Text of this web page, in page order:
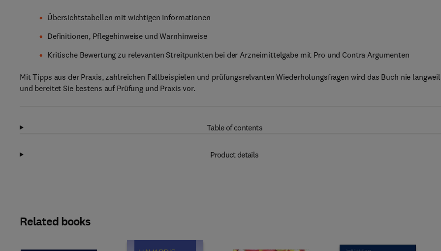
Übersichtstabellen mit wichtigen Informationen
Definitionen, Pflegehinweise und Warnhinweise
Kritische Bewertung zu relevanten Streitpunkten bei der Arzneimittelgabe mit Pro und Contra Argumenten
Mit Tipps aus der Praxis, zahlreichen Fallbeispielen und prüfungsrelvanten Wiederholungsfragen wird das Buch nie
und bereitet Sie bestens auf Prüfung und Praxis vor.
Table of contents
Product details
Related books